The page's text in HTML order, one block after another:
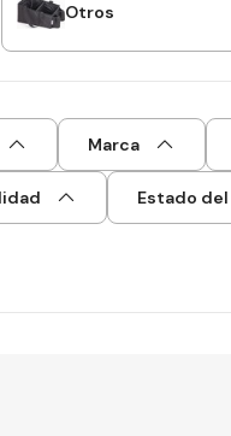
Otros
Marca
Estado